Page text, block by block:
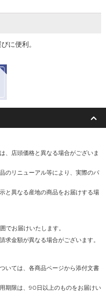
に便利。
、店頭価格と異なる場合がございま
のリニューアル等により、実際のパ
と異なる産地の商品をお届けする場
でお届けいたします。
求金額が異なる場合がございます。
いては、各商品ページから添付文書
期限は、90日以上のものをお届けい